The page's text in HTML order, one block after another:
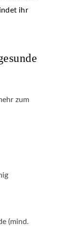
ihr
zum
(mind.